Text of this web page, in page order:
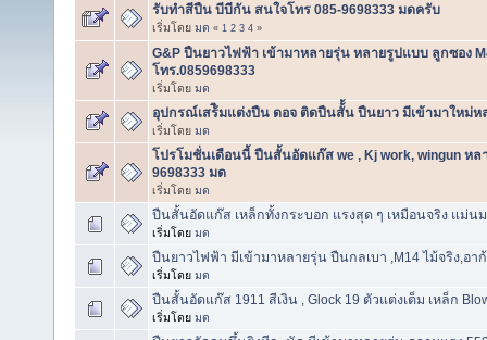
รับทำสีปืน บีบีกัน สนใจโทร 085-9698333 มดครับ
เริ่มโดย มด « 1 2 3 4 »
G&P ปืนยาวไฟฟ้า เข้ามาหลายรุ่น หลายรูปแบบ ลูกซอง
โทร.0859698333
เริ่มโดย มด
อุปกรณ์เสร้ิมแต่งปืน ดอจ ติดปืนสั้้น ปืนยาว มีเข้ามาใหม่ห
เริ่มโดย มด
โปรโมชั่นเดือนนี้ ปืนสั้นอัดแก๊ส we , Kj work, wingun หล
9698333 มด
เริ่มโดย มด
ปืนสั้นอัดแก๊ส เหล็กทั้งกระบอก แรงสุด ๆ เหมือนจริง แม่น
เริ่มโดย มด
ปืนยาวไฟฟ้า มีเข้ามาหลายรุ่น ปืนกลเบา ,M14 ไม้จริง,อา
เริ่มโดย มด
ปืนสั้นอัดแก๊ส 1911 สีเงิน , Glock 19 ตัวแต่งเต็ม เหล็ก
เริ่มโดย มด